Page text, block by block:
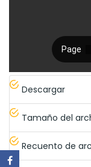
Descargar
Tamaño del
Recuento de